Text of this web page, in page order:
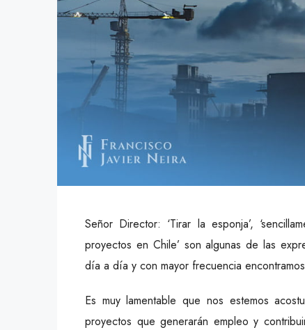
Señor Director: ‘Tirar la esponja’,
proyectos en Chile’ son algunas de las
día a día y con mayor frecuencia
Es muy lamentable que nos estemos
proyectos que generarán empleo y